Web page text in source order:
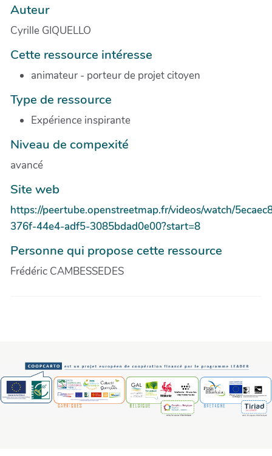
Auteur
Cyrille GIQUELLO
Cette ressource intéresse
animateur - porteur de projet citoyen
Type de ressource
Expérience inspirante
Niveau de compexité
avancé
Site web
https://peertube.openstreetmap.fr/videos/watch/
376f-44e4-adf5-3085bdad0e00?start=8
Personne qui propose cette ressource
Frédéric CAMBESSEDES